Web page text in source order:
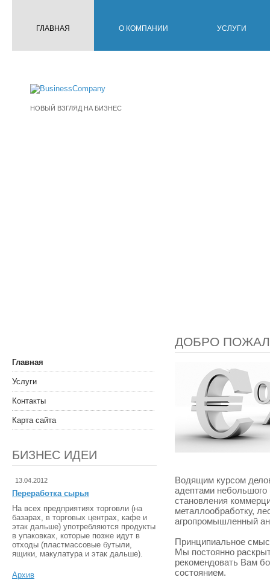
ГЛАВНАЯ О КОМПАНИИ УСЛУГИ
НОВЫЙ ВЗГЛЯД НА БИЗНЕС
Главная
Услуги
Контакты
Карта сайта
БИЗНЕС ИДЕИ
13.04.2012
Переработка сырья
На всех предприятиях торговли (на
базарах, в торговых центрах, кафе и
этак дальше) употребляются продукты
в упаковках, которые позже идут в
отходы (пластмассовые бутыли,
ящики, макулатура и этак дальше).
Архив
ДОБРО
Водящим курсом
адептами
становления
металлообработку,
агропромышленный
Принципиальное
Мы постоянно
рекомендовать Вам
состоянием.